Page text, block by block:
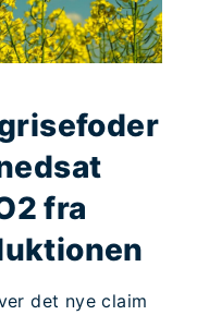
fra
det nye claim